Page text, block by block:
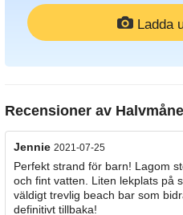
Ladda
Recensioner av
Jennie 2021-07-25
Perfekt strand för barn! Lagom
och fint vatten. Liten lekplats på
väldigt trevlig beach bar som
definitivt tillbaka!